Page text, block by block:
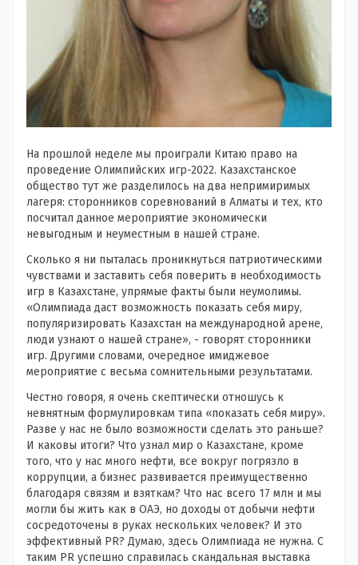
На прошлой неделе мы проиграли Китаю право на
проведение Олимпийских игр-2022. Казахстанское
общество тут же разделилось на два непримиримых
лагеря: сторонников соревнований в Алматы и тех, кто
посчитал данное мероприятие экономически
невыгодным и неуместным в нашей стране.
Сколько я ни пыталась проникнуться патриотическими
чувствами и заставить себя поверить в необходимость
игр в Казахстане, упрямые факты были неумолимы.
«Олимпиада даст возможность показать себя миру,
популяризировать Казахстан на международной арене,
люди узнают о нашей стране», - говорят сторонники
игр. Другими словами, очередное имиджевое
мероприятие с весьма сомнительными результатами.
Честно говоря, я очень скептически отношусь к
невнятным формулировкам типа «показать себя миру».
Разве у нас не было возможности сделать это раньше?
И каковы итоги? Что узнал мир о Казахстане, кроме
того, что у нас много нефти, все вокруг погрязло в
коррупции, а бизнес развивается преимущественно
благодаря связям и взяткам? Что нас всего 17 млн и мы
могли бы жить как в ОАЭ, но доходы от добычи нефти
сосредоточены в руках нескольких человек? И это
эффективный PR? Думаю, здесь Олимпиада не нужна. С
таким PR успешно справилась скандальная выставка